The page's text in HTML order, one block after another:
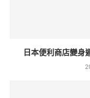
日本便利商店變身